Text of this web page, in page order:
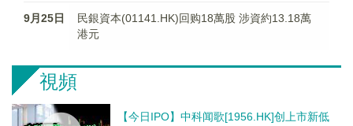
9月25日
民銀資本(01141.HK)回购18萬股 涉資約13.18萬
港元
視頻
【今日IPO】中科闻歌[1956.HK]创上市新低